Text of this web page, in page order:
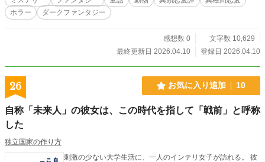
ホラー
ダークファンタジー
感想数 0
文字数 10,629
最終更新日 2026.04.10
登録日 2026.04.10
26 お気に入り追加 10
自称「未来人」の彼女は、この時代を指して「戦前」と呼称
した
独立国家の作り方
刺激の少ない大学生活に、一人のインテリ女子が訪れる。 彼